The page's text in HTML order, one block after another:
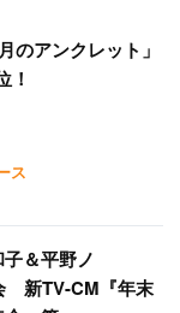
のアンクレット」
！
ス
＆平野ノ
新TV-CM『年末